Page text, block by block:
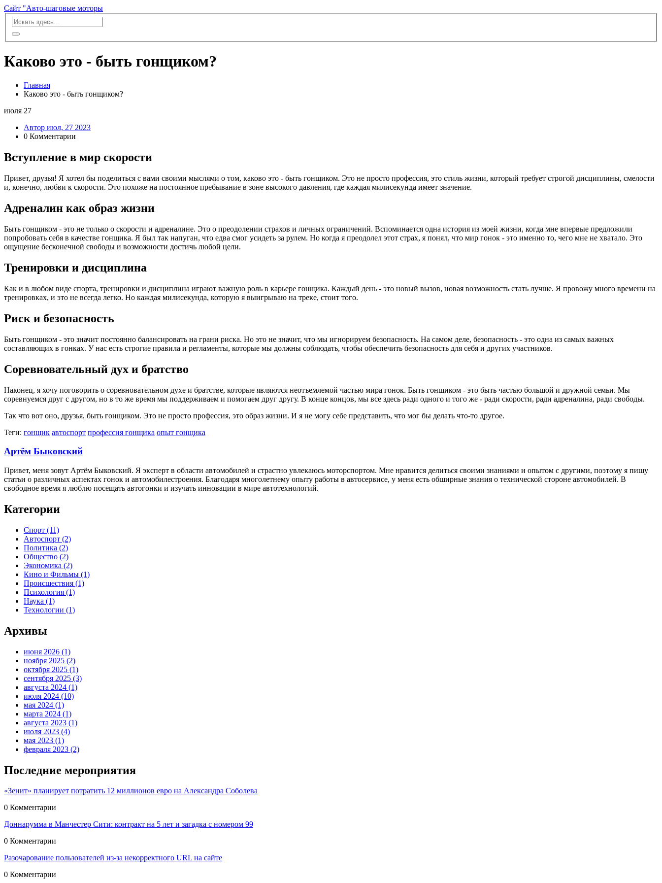
Сайт "Авто-шаговые моторы
Каково это - быть гонщиком?
Главная
Каково это - быть гонщиком?
июля 27
Автор июл, 27 2023
0 Комментарии
Вступление в мир скорости
Привет, друзья! Я хотел бы поделиться с вами своими мыслями о том, каково это - быть гонщиком. Это не просто профессия, это стиль жизни, который требует строгой дисциплины, смелости
и, конечно, любви к скорости. Это похоже на постоянное пребывание в зоне высокого давления, где каждая милисекунда имеет значение.
Адреналин как образ жизни
Быть гонщиком - это не только о скорости и адреналине. Это о преодолении страхов и личных ограничений. Вспоминается одна история из моей жизни, когда мне впервые предложили
попробовать себя в качестве гонщика. Я был так напуган, что едва смог усидеть за рулем. Но когда я преодолел этот страх, я понял, что мир гонок - это именно то, чего мне не хватало. Это
ощущение бесконечной свободы и возможности достичь любой цели.
Тренировки и дисциплина
Как и в любом виде спорта, тренировки и дисциплина играют важную роль в карьере гонщика. Каждый день - это новый вызов, новая возможность стать лучше. Я провожу много времени на
тренировках, и это не всегда легко. Но каждая милисекунда, которую я выигрываю на треке, стоит того.
Риск и безопасность
Быть гонщиком - это значит постоянно балансировать на грани риска. Но это не значит, что мы игнорируем безопасность. На самом деле, безопасность - это одна из самых важных
составляющих в гонках. У нас есть строгие правила и регламенты, которые мы должны соблюдать, чтобы обеспечить безопасность для себя и других участников.
Соревновательный дух и братство
Наконец, я хочу поговорить о соревновательном духе и братстве, которые являются неотъемлемой частью мира гонок. Быть гонщиком - это быть частью большой и дружной семьи. Мы
соревнуемся друг с другом, но в то же время мы поддерживаем и помогаем друг другу. В конце концов, мы все здесь ради одного и того же - ради скорости, ради адреналина, ради свободы.
Так что вот оно, друзья, быть гонщиком. Это не просто профессия, это образ жизни. И я не могу себе представить, что мог бы делать что-то другое.
Теги: гонщик автоспорт профессия гонщика опыт гонщика
Артём Быковский
Привет, меня зовут Артём Быковский. Я эксперт в области автомобилей и страстно увлекаюсь моторспортом. Мне нравится делиться своими знаниями и опытом с другими, поэтому я пишу
статьи о различных аспектах гонок и автомобилестроения. Благодаря многолетнему опыту работы в автосервисе, у меня есть обширные знания о технической стороне автомобилей. В
свободное время я люблю посещать автогонки и изучать инновации в мире автотехнологий.
Категории
Спорт (11)
Автоспорт (2)
Политика (2)
Общество (2)
Экономика (2)
Кино и Фильмы (1)
Происшествия (1)
Психология (1)
Наука (1)
Технологии (1)
Архивы
июня 2026 (1)
ноября 2025 (2)
октября 2025 (1)
сентября 2025 (3)
августа 2024 (1)
июля 2024 (10)
мая 2024 (1)
марта 2024 (1)
августа 2023 (1)
июля 2023 (4)
мая 2023 (1)
февраля 2023 (2)
Последние мероприятия
«Зенит» планирует потратить 12 миллионов евро на Александра Соболева
0 Комментарии
Доннарумма в Манчестер Сити: контракт на 5 лет и загадка с номером 99
0 Комментарии
Разочарование пользователей из-за некорректного URL на сайте
0 Комментарии